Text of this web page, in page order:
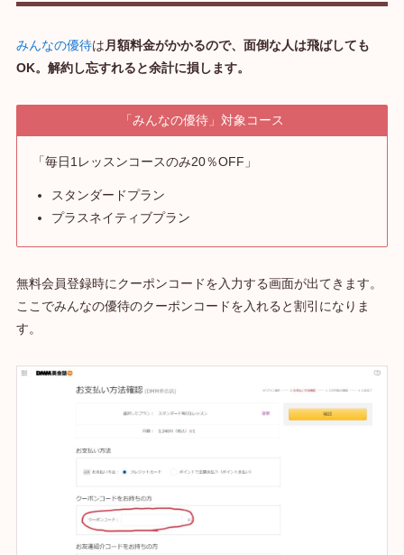
みんなの優待は 月額料金がかかるので、面倒な人は飛ばしても
OK。解約し忘すれると余計に損します。
「みんなの優待」対象コース
「毎日1レッスンコースのみ20％OFF」
スタンダードプラン
プラスネイティブプラン
無料会員登録時にクーポンコードを入力する画面が出てきます。
ここでみんなの優待のクーポンコードを入れると割引になりま
す。